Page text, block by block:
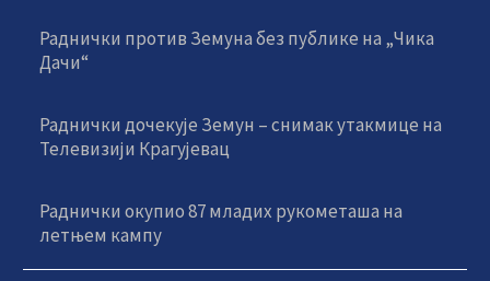
Раднички против Земуна без публике на „Чика
Дачи“
Раднички дочекује Земун – снимак утакмице на
Телевизији Крагујевац
Раднички окупио 87 младих рукометаша на
летњем кампу